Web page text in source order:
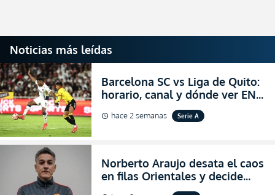
Noticias más leídas
Barcelona SC vs Liga de Quito:
horario, canal y dónde ver EN
VIVO la Fecha 22 de la LigaPro
2026
schedule hace 2 semanas Serie A
Norberto Araujo desata el caos
en filas Orientales y decide
abandonar la dirección técnica